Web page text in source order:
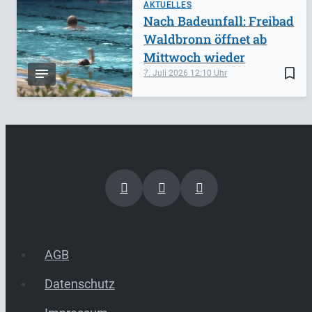
AKTUELLES
bookmark_border
7. Juli 2026 12:10
Nach Badeunfall: Freibad
Waldbronn öffnet ab
Mittwoch wieder
AGB
Datenschutz